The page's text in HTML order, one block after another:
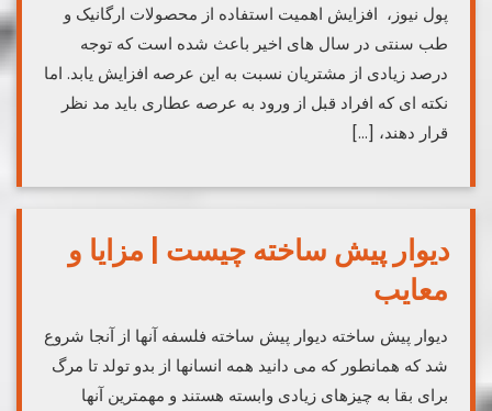
پول نیوز، افزایش اهمیت استفاده از محصولات ارگانیک و
طب سنتی در سال های اخیر باعث شده است که توجه
درصد زیادی از مشتریان نسبت به این عرصه افزایش یابد. اما
نکته‌ ای که افراد قبل از ورود به عرصه عطاری باید مد نظر
قرار دهند، […]
دیوار پیش ساخته چیست | مزایا و
معایب
دیوار پیش ساخته دیوار پیش ساخته فلسفه آنها از آنجا شروع
شد که همانطور که می دانید همه انسانها از بدو تولد تا مرگ
برای بقا به چیزهای زیادی وابسته هستند و مهمترین آنها